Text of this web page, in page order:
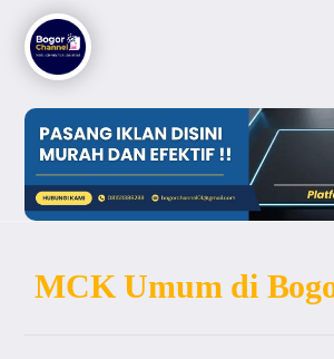
MCK Umum di